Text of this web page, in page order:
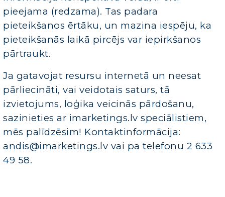
pieejama (redzama). Tas padara
pieteikšanos ērtāku, un mazina iespēju, ka
pieteikšanās laikā pircējs var iepirkšanos
pārtraukt.
Ja gatavojat resursu internetā un neesat
pārliecināti, vai veidotais saturs, tā
izvietojums, loģika veicinās pārdošanu,
sazinieties ar imarketings.lv speciālistiem,
mēs palīdzēsim! Kontaktinformācija:
andis@imarketings.lv vai pa telefonu 2 633
49 58.